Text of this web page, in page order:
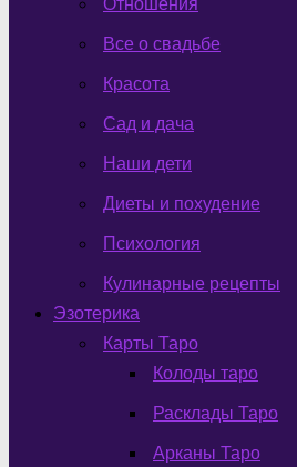
Отношения
Все о свадьбе
Красота
Сад и дача
Наши дети
Диеты и похудение
Психология
Кулинарные рецепты
Эзотерика
Карты Таро
Колоды таро
Расклады Таро
Арканы Таро